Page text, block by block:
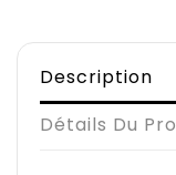
Description
Détails Du